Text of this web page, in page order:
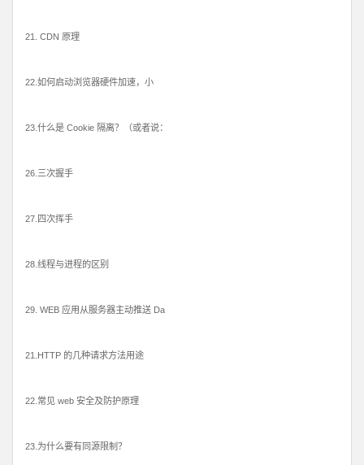
21. CDN 原理
22.如何启动浏览器硬件加速，小
23.什么是 Cookie 隔离？（或者说：
26.三次握手
27.四次挥手
28.线程与进程的区别
29. WEB 应用从服务器主动推送 Da
21.HTTP 的几种请求方法用途
22.常见 web 安全及防护原理
23.为什么要有同源限制？